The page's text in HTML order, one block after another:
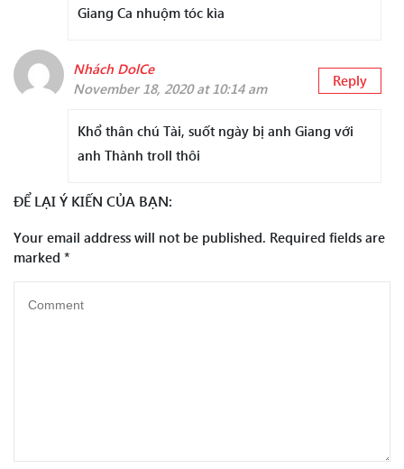
Giang Ca nhuộm tóc kìa
Nhách DolCe
November 18, 2020 at 10:14 am
Reply
Khổ thân chú Tài, suốt ngày bị anh Giang với
anh Thành troll thôi
ĐỂ LẠI Ý KIẾN CỦA BẠN:
Your email address will not be published. Required fields are
marked *